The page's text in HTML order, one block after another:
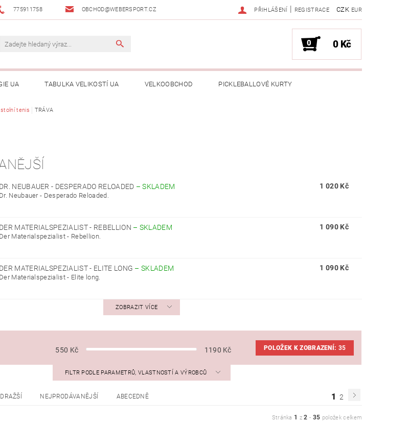
775911758 OBCHOD@WEBERSPORT.CZ CZK EUR
PŘIHLÁŠENÍ | REGISTRACE
0 0 Kč
UA TABULKA VELIKOSTÍ UA VELKOOBCHOD PICKLEBALLOVÉ KURTY
tenis TRÁVA
DR. NEUBAUER - DESPERADO RELOADED –SKLADEM
Dr. Neubauer - Desperado Reloaded.
1 020 Kč
DER MATERIALSPEZIALIST - REBELLION – SKLADEM
Der Materialspezialist - Rebellion.
1 090 Kč
DER MATERIALSPEZIALIST - ELITE LONG –SKLADEM
Der Materialspezialist - Elite long.
1 090 Kč
ZOBRAZIT VÍCE
550 Kč 1190 Kč POLOŽEK K ZOBRAZENÍ: 35
FILTR PODLE PARAMETRŮ, VLASTNOSTÍ A VÝROBCŮ
NEJPRODÁVANĚJŠÍ ABECEDNĚ 1 2
Stránka 1 z2 - 35 položek celkem